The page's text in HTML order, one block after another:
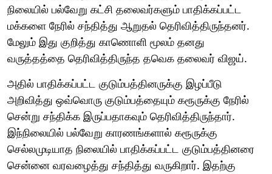
நிலையில் பல்வேறு கட்சி தலைவர்களும் பாதிக்கப்பட்ட
மக்களை நேரில் சந்தித்து ஆறுதல் தெரிவித்திருந்தனர்.
மேலும் இது குறித்து காணொளி மூலம் தனது
வருத்தத்தை தெரிவித்திருந்த தவெக தலைவர் விஜய்.
அதில் பாதிக்கப்பட்ட குடும்பத்தினருக்கு இழப்பீடு
அறிவித்து ஒவ்வொரு குடும்பத்தையும் கரூருக்கு நேரில்
சென்று சந்திக்க இருப்பதாகவும் தெரிவித்திருந்தார்.
இந்நிலையில் பல்வேறு காரணங்களால் கரூருக்கு
செல்லமுடியாத நிலையில் பாதிக்கப்பட்ட குடும்பத்தினரை
சென்னை வரவழைத்து சந்தித்து வருகிறார். இதற்கு